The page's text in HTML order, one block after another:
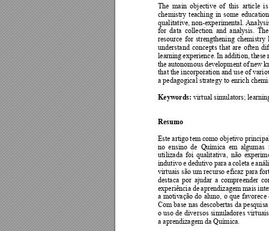
The main objective of this article
chemistry teaching in some educa
qualitative, non-experimental.
for data collection and analysis.
resource for strengthening chemistry
understand concepts that are often
learning experience. In addition, these
the autonomous development of new
that the incorporation and use of
a pedagogical strategy to enrich
Keywords: virtual simulators;
Resumo
Este artigo tem como objetivo principa
no ensino de Química em algumas
utilizada foi qualitativa, não
indutivo e dedutivo para a coleta e
virtuais são um recurso eficaz para
destaca por ajudar a compreender
experiência de aprendizagem mais
a motivação do aluno, o que favorece
Com base nas descobertas da
o uso de diversos simuladores
a aprendizagem da Química.